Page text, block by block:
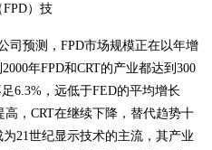
FPD）技
司预测， FPD市场规模正在以年增
2000年FPD和CRT的产业都达到 300
6.3% ，远低于FED的平均增长
， CRT在继续下降，替代趋势十
为21世纪显示技术的主流，其产业